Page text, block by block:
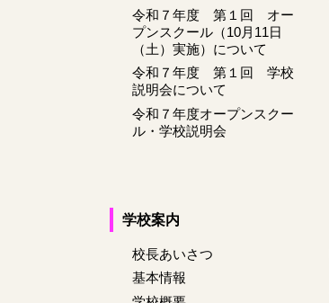
令和７年度 第１回 オー
プンスクール（10月11日
（土）実施）について
令和７年度 第１回 学校
説明会について
令和７年度オープンスクー
ル・学校説明会
学校案内
校長あいさつ
基本情報